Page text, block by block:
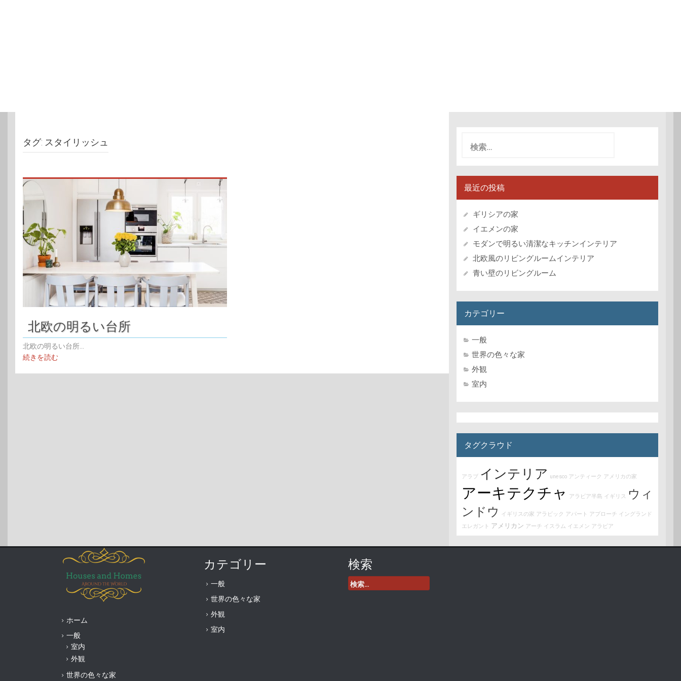
タグ: スタイリッシュ
北欧の明るい台所
北欧の明るい台所...
続きを読む
最近の投稿
ギリシアの家
イエメンの家
モダンで明るい清潔なキッチンインテリア
北欧風のリビングルームインテリア
青い壁のリビングルーム
カテゴリー
一般
世界の色々な家
外観
室内
タグクラウド
アラブ インテリア unesco アンティーク アメリカの家
アーキテクチャ アラビア半島 イギリス
ウィ
ンドウ
イギリスの家 アラビック アパート アプローチ
イングランド
エレガント アメリカン アーチ イスラム イエメン アラビア
ホーム
一般
室内
外観
世界の色々な家
カテゴリー
一般
世界の色々な家
外観
室内
検索
検
索: